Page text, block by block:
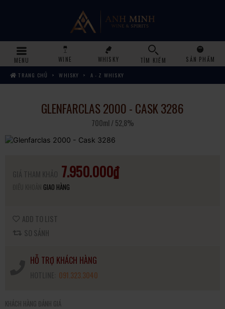
MENU WINE WHISKY TÌM KIẾM
SẢN PHẨM
TRANG CHỦ
WHISKY A - Z WHISKY
GLENFARCLAS 2000 - CASK 3286
700ml / 52,8%
7.950.000₫
GIAO HÀNG
ADD TO LIST
SO SÁNH
HỖ TRỢ KHÁCH HÀNG
091.323.3040
KHÁCH HÀNG ĐÁNH GIÁ